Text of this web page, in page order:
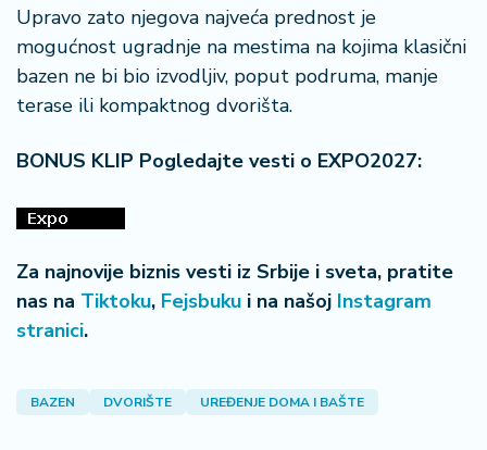
Upravo zato njegova najveća prednost je
mogućnost ugradnje na mestima na kojima klasični
bazen ne bi bio izvodljiv, poput podruma, manje
terase ili kompaktnog dvorišta.
BONUS KLIP Pogledajte vesti o EXPO2027:
Za najnovije biznis vesti iz Srbije i sveta, pratite
nas na Tiktoku, Fejsbuku i na našoj Instagram
stranici.
BAZEN DVORIŠTE UREĐENJE DOMA I BAŠTE